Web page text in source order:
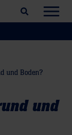
Suchfeld öffnen
und Boden?
und